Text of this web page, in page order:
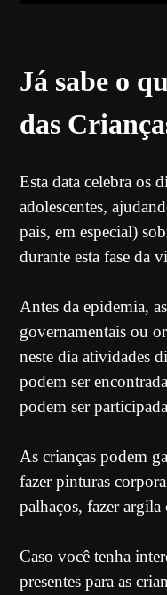
Já sabe o
das
Esta data celebra os
adolescentes,
pais, em especial)
durante esta fase da
Antes da epidemia,
governamentais ou
neste dia atividades
podem ser
podem ser
As crianças podem
fazer pinturas
palhaços, fazer
Caso você tenha
presentes para as